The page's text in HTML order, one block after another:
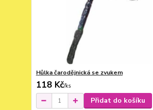
Hůlka čarodějnická se zvukem
118 Kč/ks
Přidat do košíku